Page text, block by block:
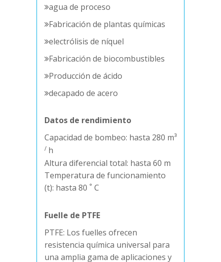
agua de proceso
Fabricación de plantas químicas
electrólisis de níquel
Fabricación de biocombustibles
Producción de ácido
decapado de acero
Datos de rendimiento
Capacidad de bombeo: hasta 280 m³
/ h
Altura diferencial total: hasta 60 m
Temperatura de funcionamiento
(t): hasta 80 ° C
Fuelle de PTFE
PTFE: Los fuelles ofrecen
resistencia química universal para
una amplia gama de aplicaciones y